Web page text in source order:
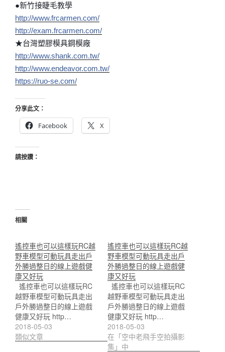
●新竹接睫毛教學
http://www.frcarmen.com/
http://exam.frcarmen.com/
★台灣塑膠模具鋼模廠
http://www.shank.com.tw/
http://www.endeavor.com.tw/
https://ruo-se.com/
分享此文：
Facebook
X
請按讚：
相關
遙控車也可以這樣玩RC越
野車模型可動玩具走出戶
外勝過整日的線上遊戲健
康又好玩
遙控車也可以這樣玩RC
越野車模型可動玩具走出
戶外勝過整日的線上遊戲
健康又好玩 http…
2018-05-03
類似文章
遙控車也可以這樣玩RC越
野車模型可動玩具走出戶
外勝過整日的線上遊戲健
康又好玩
遙控車也可以這樣玩RC
越野車模型可動玩具走出
戶外勝過整日的線上遊戲
健康又好玩 http…
2018-05-03
在「空中老飛手空拍攝影
集」中